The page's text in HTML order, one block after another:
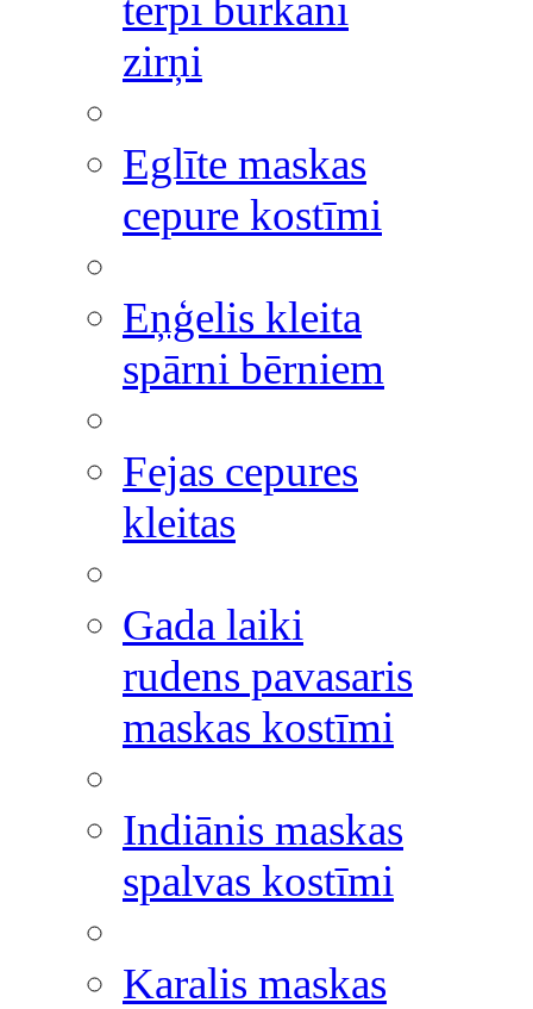
tērpi burkāni
zirņi
Eglīte maskas
cepure kostīmi
Eņģelis kleita
spārni bērniem
Fejas cepures
kleitas
Gada laiki
rudens pavasaris
maskas kostīmi
Indiānis maskas
spalvas kostīmi
Karalis maskas